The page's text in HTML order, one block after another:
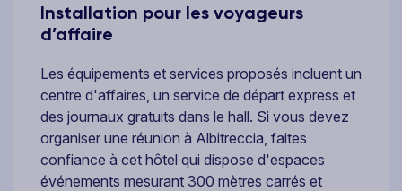
Installation pour les voyageurs
d’affaire
Les équipements et services proposés incluent un
centre d'affaires, un service de départ express et
des journaux gratuits dans le hall. Si vous devez
organiser une réunion à Albitreccia, faites
confiance à cet hôtel qui dispose d'espaces
événements mesurant 300 mètres carrés et